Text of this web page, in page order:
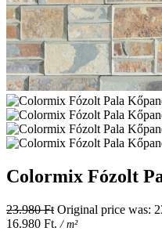
Colormix Fózolt
23.980Ft Original price was:
16.980 Ft. / m²